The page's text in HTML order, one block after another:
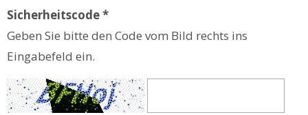
Sicherheitscode *
Geben Sie bitte den Code vom Bild rechts ins
Eingabefeld ein.